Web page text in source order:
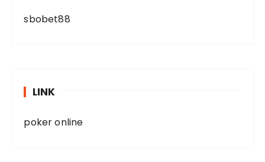
sbobet88
LINK
poker online